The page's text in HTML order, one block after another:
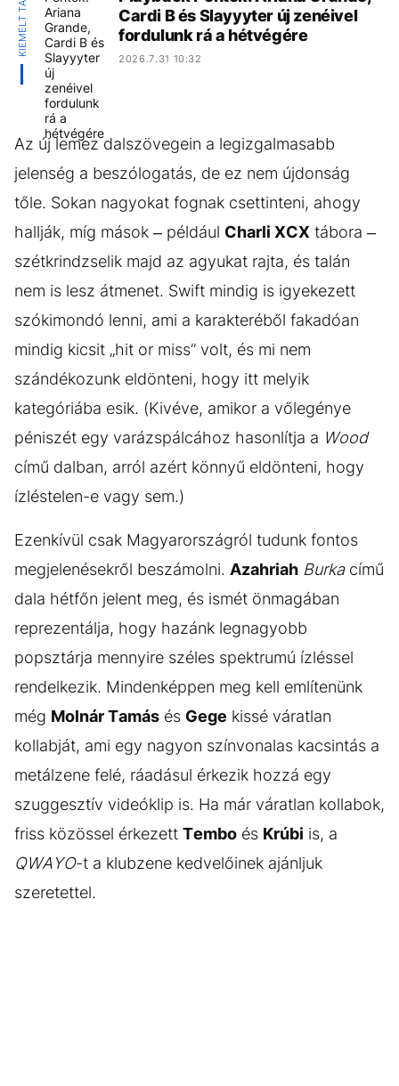
Cardi B és Slayyyter új zenéivel
fordulunk rá a hétvégére
2026.7.31 10:32
Az új lemez dalszövegein a legizgalmasabb
jelenség a beszólogatás, de ez nem újdonság
tőle. Sokan nagyokat fognak csettinteni, ahogy
hallják, míg mások – például Charli XCX tábora –
szétkrindzselik majd az agyukat rajta, és talán
nem is lesz átmenet. Swift mindig is igyekezett
szókimondó lenni, ami a karakteréből fakadóan
mindig kicsit „hit or miss” volt, és mi nem
szándékozunk eldönteni, hogy itt melyik
kategóriába esik. (Kivéve, amikor a vőlegénye
péniszét egy varázspálcához hasonlítja a Wood
című dalban, arról azért könnyű eldönteni, hogy
ízléstelen-e vagy sem.)
Ezenkívül csak Magyarországról tudunk fontos
megjelenésekről beszámolni. Azahriah Burkacímű
dala hétfőn jelent meg, és ismét önmagában
reprezentálja, hogy hazánk legnagyobb
popsztárja mennyire széles spektrumú ízléssel
rendelkezik. Mindenképpen meg kell említenünk
még Molnár Tamás és Gege kissé váratlan
kollabját, ami egy nagyon színvonalas kacsintás a
metálzene felé, ráadásul érkezik hozzá egy
szuggesztív videóklip is. Ha már váratlan kollabok,
friss közössel érkezett Tembo és Krúbi is, a
QWAYO-t a klubzene kedvelőinek ajánljuk
szeretettel.